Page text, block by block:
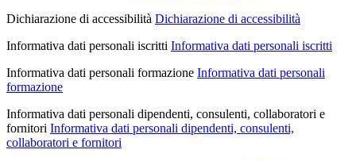
Dichiarazione di accessibilità Dichiarazione di accessibilità
Informativa dati personali iscritti Informativa dati personali iscritti
Informativa dati personali formazione Informativa dati personali
formazione
Informativa dati personali dipendenti, consulenti, collaboratori e
fornitori Informativa dati personali dipendenti, consulenti,
collaboratori e fornitori